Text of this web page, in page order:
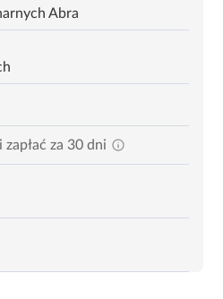
Abra
zapłać za 30 dni